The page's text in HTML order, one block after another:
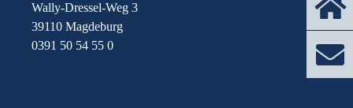
Wally-Dressel-Weg 3
39110 Magdeburg
0391 50 54 55 0